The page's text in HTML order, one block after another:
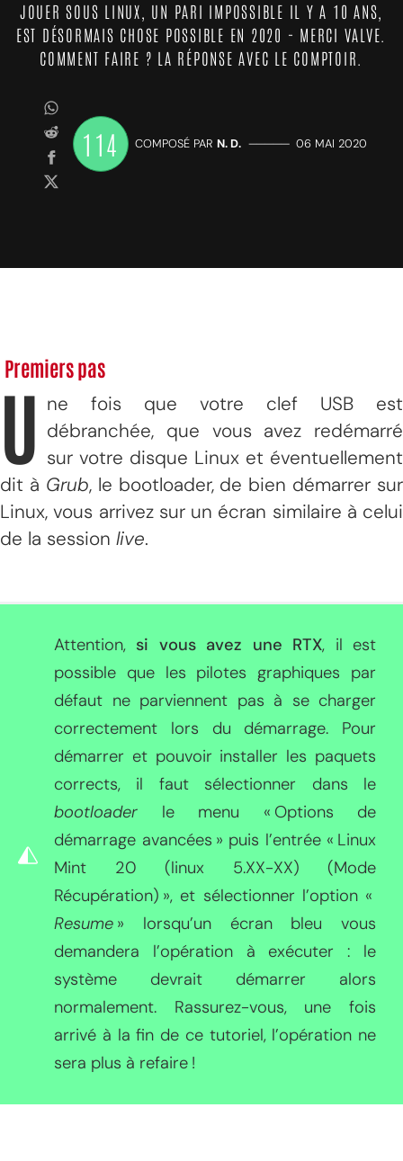
JOUER SOUS LINUX, UN PARI IMPOSSIBLE IL Y A 10 ANS,
EST DÉSORMAIS CHOSE POSSIBLE EN 2020 - MERCI VALVE.
COMMENT FAIRE ? LA RÉPONSE AVEC LE COMPTOIR.
114 COMPOSÉ PAR N. D. ————— 06 MAI 2020
Premiers pas
U ne fois que votre clef USB est
débranchée, que vous avez redémarré
sur votre disque Linux et éventuellement
dit à Grub, le bootloader, de bien démarrer sur
Linux, vous arrivez sur un écran similaire à celui
de la session live.
Attention,si vous avez une RTX, il est
possible que les pilotes graphiques par
défaut ne parviennent pas à se charger
correctement lors du démarrage. Pour
démarrer et pouvoir installer les paquets
corrects, il faut sélectionner dans le
bootloader le menu « Options de
démarrage avancées » puis l’entrée « Linux
Mint 20 (linux 5.XX-XX) (Mode
Récupération) », et sélectionner l’option «
Resume » lorsqu’un écran bleu vous
demandera l’opération à exécuter : le
système devrait démarrer alors
normalement. Rassurez-vous, une fois
arrivé à la fin de ce tutoriel, l’opération ne
sera plus à refaire !